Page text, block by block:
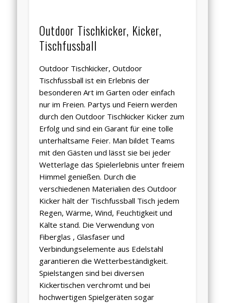
Outdoor Tischkicker, Kicker,
Tischfussball
Outdoor Tischkicker, Outdoor
Tischfussball ist ein Erlebnis der
besonderen Art im Garten oder einfach
nur im Freien. Partys und Feiern werden
durch den Outdoor Tischkicker Kicker zum
Erfolg und sind ein Garant für eine tolle
unterhaltsame Feier. Man bildet Teams
mit den Gästen und lässt sie bei jeder
Wetterlage das Spielerlebnis unter freiem
Himmel genießen. Durch die
verschiedenen Materialien des Outdoor
Kicker hält der Tischfussball Tisch jedem
Regen, Wärme, Wind, Feuchtigkeit und
Kälte stand. Die Verwendung von
Fiberglas , Glasfaser und
Verbindungselemente aus Edelstahl
garantieren die Wetterbeständigkeit.
Spielstangen sind bei diversen
Kickertischen verchromt und bei
hochwertigen Spielgeräten sogar